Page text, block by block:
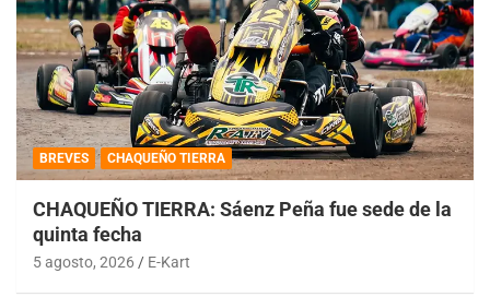
BREVES CHAQUEÑO TIERRA
CHAQUEÑO TIERRA: Sáenz Peña fue sede de la
quinta fecha
5 agosto, 2026 E-Kart